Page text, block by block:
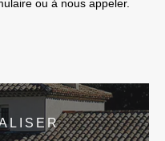
ou à nous appeler.